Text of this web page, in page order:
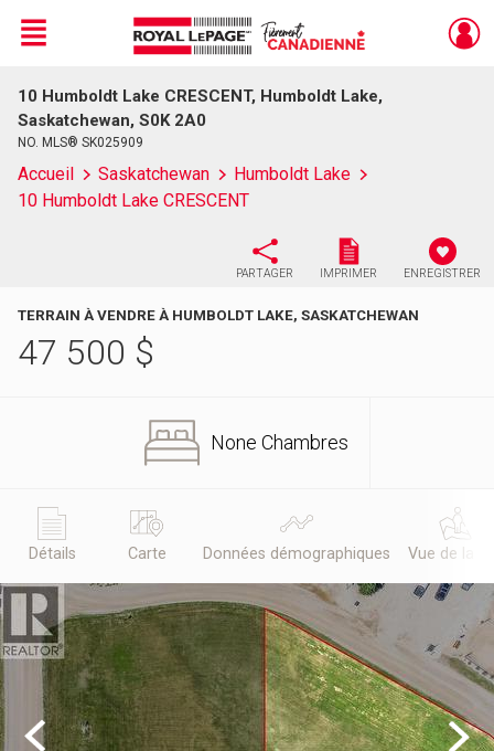
Live
En Direct
Menu
10 Humboldt Lake CRESCENT, Humboldt Lake,
Saskatchewan, S0K 2A0
NO. MLS® SK025909
Accueil Saskatchewan
Humboldt Lake
10 Humboldt Lake CRESCENT
PARTAGER IMPRIMER ENREGISTRER
TERRAIN À VENDRE À HUMBOLDT LAKE, SASKATCHEWAN
47 500 $
None Chambres
Détails Carte Données démographiques Vue de la
Previous Next